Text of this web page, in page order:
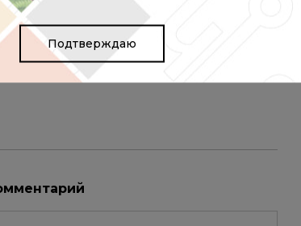
заболеваний
Подтверждаю